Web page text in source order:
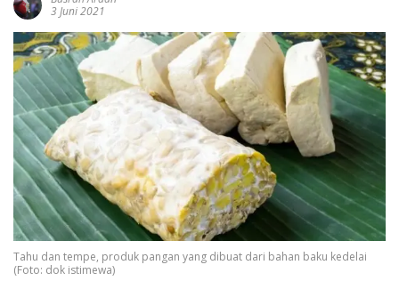
3 Juni 2021
Tahu dan tempe, produk pangan yang dibuat dari bahan baku kedelai
(Foto: dok istimewa)